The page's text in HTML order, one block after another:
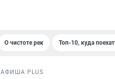
О чистоте рек Топ-10, куда
АФИША PLUS